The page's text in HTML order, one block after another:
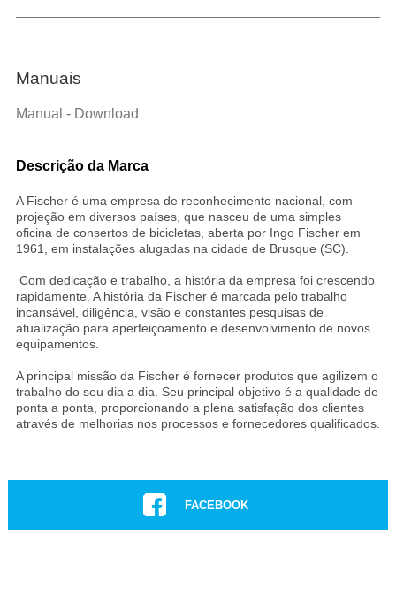
Manuais
Manual - Download
Descrição da Marca
A Fischer é uma empresa de reconhecimento nacional, com
projeção em diversos países, que nasceu de uma simples
oficina de consertos de bicicletas, aberta por Ingo Fischer em
1961, em instalações alugadas na cidade de Brusque (SC).
Com dedicação e trabalho, a história da empresa foi crescendo
rapidamente. A história da Fischer é marcada pelo trabalho
incansável, diligência, visão e constantes pesquisas de
atualização para aperfeiçoamento e desenvolvimento de novos
equipamentos.
A principal missão da Fischer é fornecer produtos que agilizem o
trabalho do seu dia a dia. Seu principal objetivo é a qualidade de
ponta a ponta, proporcionando a plena satisfação dos clientes
através de melhorias nos processos e fornecedores qualificados.
FACEBOOK